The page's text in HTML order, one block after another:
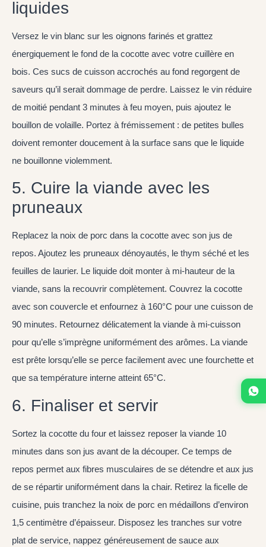
liquides
Versez le vin blanc sur les oignons farinés et grattez
énergiquement le fond de la cocotte avec votre cuillère en
bois. Ces sucs de cuisson accrochés au fond regorgent de
saveurs qu’il serait dommage de perdre. Laissez le vin réduire
de moitié pendant 3 minutes à feu moyen, puis ajoutez le
bouillon de volaille. Portez à frémissement : de petites bulles
doivent remonter doucement à la surface sans que le liquide
ne bouillonne violemment.
5. Cuire la viande avec les
pruneaux
Replacez la noix de porc dans la cocotte avec son jus de
repos. Ajoutez les pruneaux dénoyautés, le thym séché et les
feuilles de laurier. Le liquide doit monter à mi-hauteur de la
viande, sans la recouvrir complètement. Couvrez la cocotte
avec son couvercle et enfournez à 160°C pour une cuisson de
90 minutes. Retournez délicatement la viande à mi-cuisson
pour qu’elle s’imprègne uniformément des arômes. La viande
est prête lorsqu’elle se perce facilement avec une fourchette et
que sa température interne atteint 65°C.
6. Finaliser et servir
Sortez la cocotte du four et laissez reposer la viande 10
minutes dans son jus avant de la découper. Ce temps de
repos permet aux fibres musculaires de se détendre et aux jus
de se répartir uniformément dans la chair. Retirez la ficelle de
cuisine, puis tranchez la noix de porc en médaillons d’environ
1,5 centimètre d’épaisseur. Disposez les tranches sur votre
plat de service, nappez généreusement de sauce aux